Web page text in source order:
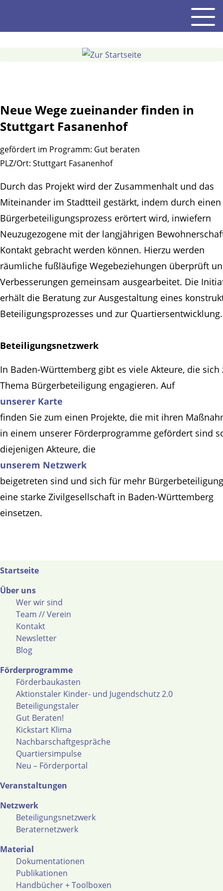
Inhalt
Neue Wege zueinander finden in
Stuttgart Fasanenhof
gefördert im Programm: Gut beraten
PLZ/Ort: Stuttgart Fasanenhof
Durch das Projekt wird der Zusammenhalt und das
Miteinander im Stadtteil gestärkt, indem durch einen
Bürgerbeteiligungsprozess erörtert wird, inwiefern
Neuzugezogene mit der langjährigen
Kontakt gebracht werden können. Hierzu werden
räumliche fußläufige Wegebeziehungen überprüft
Verbesserungen gemeinsam ausgearbeitet. Die
erhält die Beratung zur Ausgestaltung eines
Beteiligungsprozesses und zur Quartiersentwicklung.
Beteiligungsnetzwerk
In Baden-Württemberg gibt es viele Akteure, die sich
Thema Bürgerbeteiligung engagieren. Auf
unserer Karte
finden Sie zum einen Projekte, die mit ihren
in einem unserer Förderprogramme gefördert sind
diejenigen Akteure, die
unserem Netzwerk
beigetreten sind und sich für mehr
eine starke Zivilgesellschaft in Baden-Württemberg
einsetzen.
Startseite
Über uns
Wer wir sind
Team // Verein
Kontakt
Newsletter
Blog
Förderprogramme
Förderbaukasten
Aktionstaler Kinder- und Jugendschutz 2.0
Beteiligungstaler
Gut Beraten!
Kickstart Klima
Nachbarschaftgespräche
Quartiersimpulse
Neu – Förderportal
Veranstaltungen
Netzwerk
Beteiligungsnetzwerk
Beraternetzwerk
Material
Dokumentationen
Publikationen
Handbücher + Toolboxen